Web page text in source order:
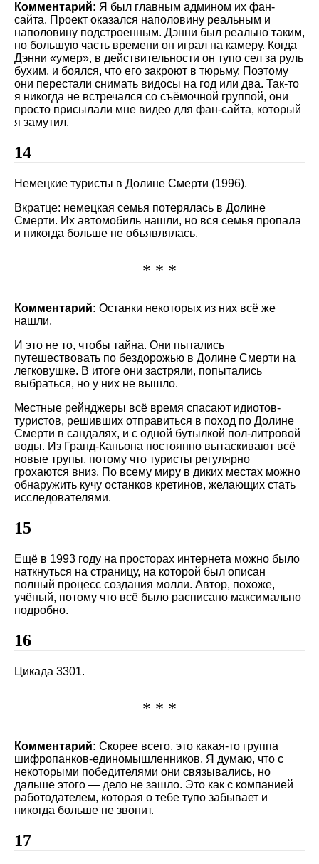
Комментарий: Я был главным админом их фан-
сайта. Проект оказался наполовину реальным и
наполовину подстроенным. Дэнни был реально таким,
но большую часть времени он играл на камеру. Когда
Дэнни
умер , в действительности он тупо сел за руль
бухим, и боялся, что его закроют в тюрьму. Поэтому
они перестали снимать видосы на год или два. Так-то
я никогда не встречался со съёмочной группой, они
просто присылали мне видео для фан-сайта, который
я замутил.
14
Немецкие туристы в Долине Смерти (1996).
Вкратце: немецкая семья потерялась в Долине
Смерти. Их автомобиль нашли, но вся семья пропала
и никогда больше не объявлялась.
* * *
Комментарий: Останки некоторых из них всё же
нашли.
И это не то, чтобы тайна. Они пытались
путешествовать по бездорожью в Долине Смерти на
легковушке. В итоге они застряли, попытались
выбраться, но у них не вышло.
Местные рейнджеры всё время спасают идиотов-
туристов, решивших отправиться в поход по Долине
Смерти в сандалях, и с одной бутылкой пол-литровой
воды. Из Гранд-Каньона постоянно вытаскивают всё
новые трупы, потому что туристы регулярно
грохаются вниз. По всему миру в диких местах можно
обнаружить кучу останков кретинов, желающих стать
исследователями.
15
Ещё в 1993 году на просторах интернета можно было
наткнуться на страницу, на которой был описан
полный процесс создания молли. Автор, похоже,
учёный, потому что всё было расписано максимально
подробно.
16
Цикада 3301.
* * *
Комментарий: Скорее всего, это какая-то группа
шифропанков-единомышленников. Я думаю, что с
некоторыми победителями они связывались, но
дальше этого — дело не зашло. Это как с компанией
работодателем, которая о тебе тупо забывает и
никогда больше не звонит.
17